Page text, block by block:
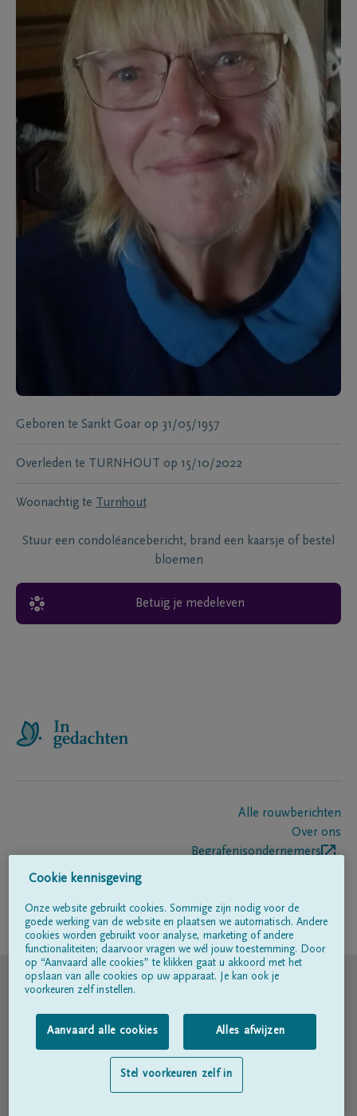
Geboren te Sankt Goar op 31/05/1957
Overleden te TURNHOUT op 15/10/2022
Woonachtig te Turnhout
Stuur een condoléancebericht, brand een kaarsje of bestel
bloemen
Betuig je medeleven
Alle rouwberichten
Over ons
Begrafenisondernemers
Volg ons op
© DELA
Gebruiksvoorwaarden
Privacyverklaring
Toegankelijkheidsverklaring
Cookie kennisgeving
Onze website gebruikt cookies. Sommige zijn nodig voor de
goede werking van de website en plaatsen we automatisch. Andere
cookies worden gebruikt voor analyse, marketing of andere
functionaliteiten; daarvoor vragen we wél jouw toestemming. Door
op “Aanvaard alle cookies” te klikken gaat u akkoord met het
opslaan van alle cookies op uw apparaat. Je kan ook je
voorkeuren zelf instellen.
Aanvaard alle cookies Alles afwijzen
Stel voorkeuren zelf in